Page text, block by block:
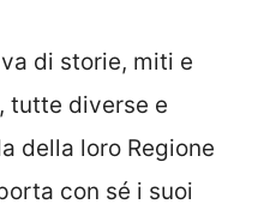
di storie, miti e
tutte diverse e
della loro Regione
con sé i suoi